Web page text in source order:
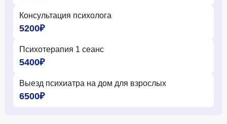
Консультация психолога
5200₽
Психотерапия 1 сеанс
5400₽
Выезд психиатра на дом для взрослых
6500₽